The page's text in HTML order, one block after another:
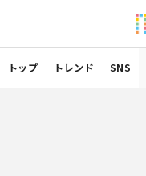
トップ トレンド SNS